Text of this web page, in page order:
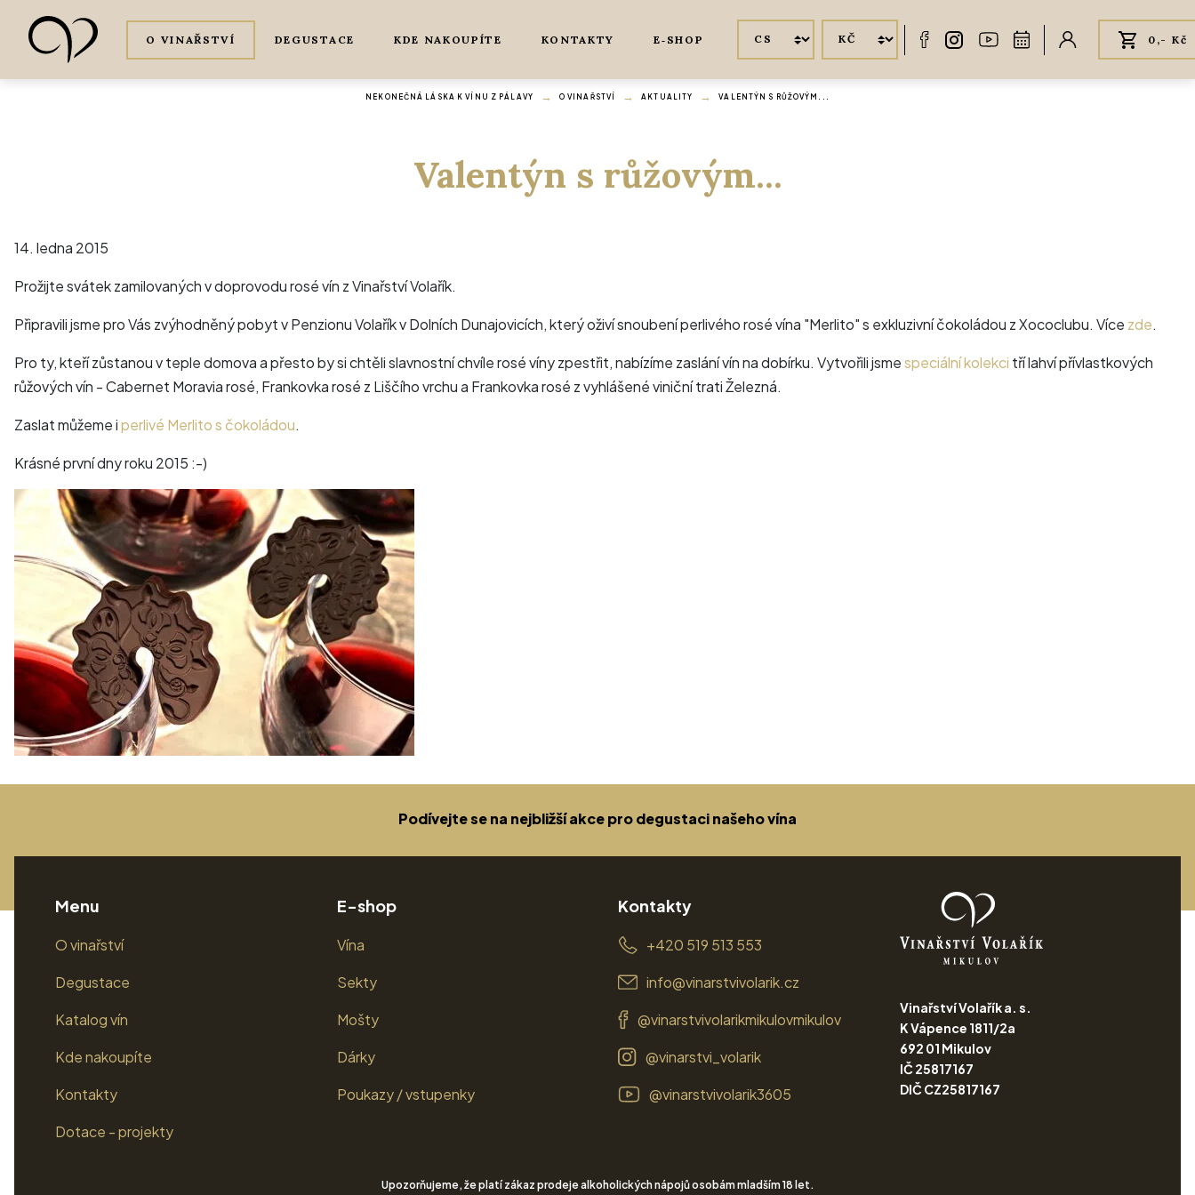
O VINAŘSTVÍ DEGUSTACE KDE NAKOUPÍTE KONTAKTY E‑SHOP 0,- Kč
NEKONEČNÁ LÁSKA K VÍNU Z PÁLAVY O VINAŘSTVÍ AKTUALITY VALENTÝN S RŮŽOVÝM...
Valentýn s růžovým...
14. ledna 2015
Prožijte svátek zamilovaných v doprovodu rosé vín z Vinařství Volařík.
Připravili jsme pro Vás zvýhodněný pobyt v Penzionu Volařík v Dolních Dunajovicích, který oživí snoubení perlivého rosé vína "Merlito" s exkluzivní čokoládou z Xococlubu. Více zde.
Pro ty, kteří zůstanou v teple domova a přesto by si chtěli slavnostní chvíle rosé víny zpestřit, nabízíme zaslání vín na dobírku. Vytvořili jsmespeciální kolekci tří lahví přívlastkových
růžových vín - Cabernet Moravia rosé, Frankovka rosé z Liščího vrchu a Frankovka rosé z vyhlášené viniční trati Železná.
Zaslat můžeme iperlivé Merlito s čokoládou.
Krásné první dny roku 2015 :-)
Podívejte se na nejbližší akce pro degustaci našeho vína
Menu
O vinařství
Degustace
Katalog vín
Kde nakoupíte
Kontakty
Dotace - projekty
E-shop
Vína
Sekty
Mošty
Dárky
Poukazy / vstupenky
Kontakty
+420 519 513 553
info@vinarstvivolarik.cz
@vinarstvivolarikmikulovmikulov
@vinarstvi_volarik
@vinarstvivolarik3605
Vinařství Volařík a. s.
K Vápence 1811/2a
692 01 Mikulov
IČ 25817167
DIČ CZ25817167
Upozorňujeme, že platí zákaz prodeje alkoholických nápojů osobám mladším 18 let.